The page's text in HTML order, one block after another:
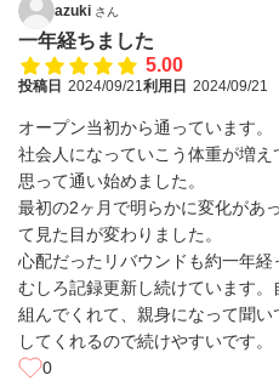
azuki さん
一年経ちました
5.00
投稿日 2024/09/21利用日 2024/09/21
オープン当初から通っています。
社会人になっていこう体重が増
思って通い始めました。
最初の2ヶ月で明らかに変化があ
て見た目が変わりました。
心配だったリバウンドも約一年経
むしろ記録更新し続けています
組んでくれて、親身になって聞
してくれるので続けやすいです。
0